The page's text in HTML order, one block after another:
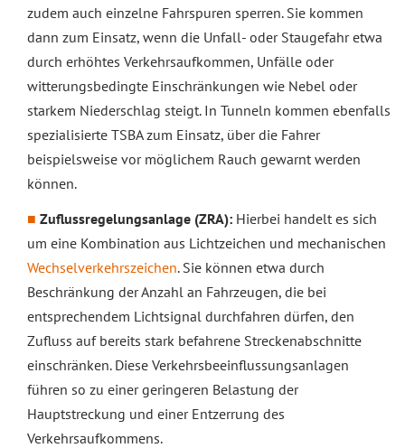
zudem auch einzelne Fahrspuren sperren. Sie kommen
dann zum Einsatz, wenn die Unfall- oder Staugefahr etwa
durch erhöhtes Verkehrsaufkommen, Unfälle oder
witterungsbedingte Einschränkungen wie Nebel oder
starkem Niederschlag steigt. In Tunneln kommen ebenfalls
spezialisierte TSBA zum Einsatz, über die Fahrer
beispielsweise vor möglichem Rauch gewarnt werden
können.
Zuflussregelungsanlage (ZRA): Hierbei handelt es sich
um eine Kombination aus Lichtzeichen und mechanischen
Wechselverkehrszeichen. Sie können etwa durch
Beschränkung der Anzahl an Fahrzeugen, die bei
entsprechendem Lichtsignal durchfahren dürfen, den
Zufluss auf bereits stark befahrene Streckenabschnitte
einschränken. Diese Verkehrsbeeinflussungsanlagen
führen so zu einer geringeren Belastung der
Hauptstreckung und einer Entzerrung des
Verkehrsaufkommens.